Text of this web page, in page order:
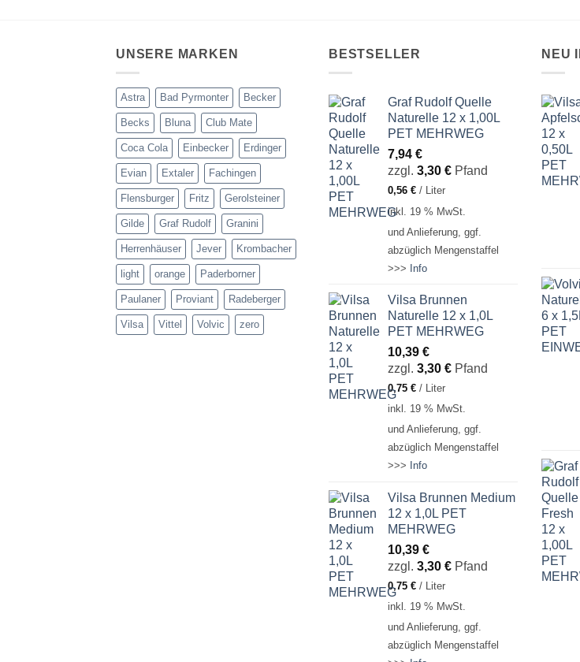
UNSERE MARKEN
Astra Bad Pyrmonter Becker
Becks Bluna Club Mate
Coca Cola Einbecker Erdinger
Evian Extaler Fachingen
Flensburger Fritz Gerolsteiner
Gilde Graf Rudolf Granini
Herrenhäuser Jever Krombacher
light orange Paderborner
Paulaner Proviant Radeberger
Vilsa Vittel Volvic zero
BESTSELLER
Graf Rudolf Quelle
Naturelle 12 x 1,00L
PET MEHRWEG
7,94 €
zzgl. 3,30 € Pfand
0,56 € / Liter
inkl. 19 % MwSt.
und Anlieferung, ggf.
abzüglich Mengenstaffel
>>> Info
Vilsa Brunnen
Naturelle 12 x 1,0L
PET MEHRWEG
10,39 €
zzgl. 3,30 € Pfand
0,75 € / Liter
inkl. 19 % MwSt.
und Anlieferung, ggf.
abzüglich Mengenstaffel
>>> Info
Vilsa Brunnen Medium
12 x 1,0L PET
MEHRWEG
10,39 €
zzgl. 3,30 € Pfand
0,75 € /
Liter
inkl. 19 % MwSt.
und Anlieferung, ggf.
abzüglich Mengenstaffel
NEU